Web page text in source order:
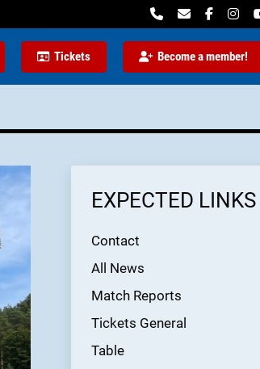
Tickets Become a member!
EXPECTED LINKS
Contact
All News
Match Reports
Tickets General
Table